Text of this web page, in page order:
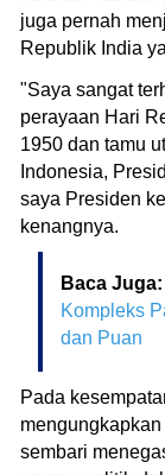
juga pernah
Republik India
"Saya sangat
perayaan Hari
1950 dan tamu
Indonesia,
saya Presiden
kenangnya.
Baca Juga:
Kompleks
dan Puan
Pada
sembari